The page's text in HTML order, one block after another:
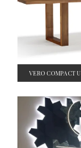
VERO COMPACT U